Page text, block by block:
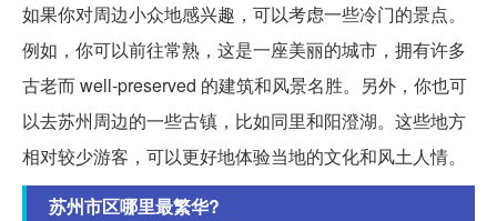
如果你对周边小众地感兴趣，可以考虑一些冷门的景点。
例如，你可以前往常熟，这是一座美丽的城市，拥有许多
古老而 well-preserved 的建筑和风景名胜。另外，你也可
以去苏州周边的一些古镇，比如同里和阳澄湖。这些地方
相对较少游客，可以更好地体验当地的文化和风土人情。
苏州市区哪里最繁华?